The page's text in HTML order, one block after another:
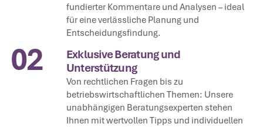
fundierter Kommentare und Analysen – ideal
für eine verlässliche Planung und
Entscheidungsfindung.
02
Exklusive Beratung und
Unterstützung
Von rechtlichen Fragen bis zu
betriebswirtschaftlichen Themen: Unsere
unabhängigen Beratungsexperten stehen
Ihnen mit wertvollen Tipps und individuellen